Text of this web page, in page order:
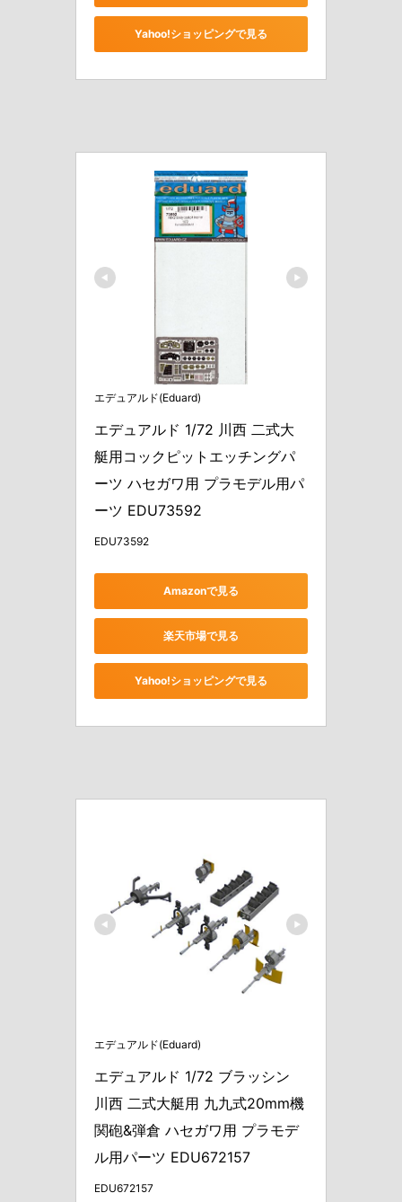
Yahoo!ショッピングで見る
エデュアルド(Eduard)
エデュアルド 1/72 川西 二式大
艇用コックピットエッチングパ
ーツ ハセガワ用 プラモデル用パ
ーツ EDU73592
EDU73592
Amazonで見る
楽天市場で見る
Yahoo!ショッピングで見る
エデュアルド(Eduard)
エデュアルド 1/72 ブラッシン
川西 二式大艇用 九九式20mm機
関砲&弾倉 ハセガワ用 プラモデ
ル用パーツ EDU672157
EDU672157